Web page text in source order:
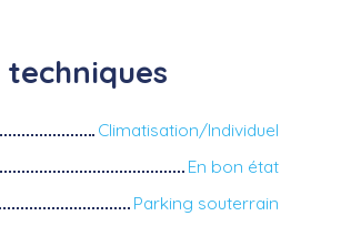
techniques
Climatisation/Individuel
En bon état
Parking souterrain